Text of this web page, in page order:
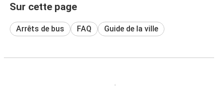
Sur cette page
Arrêts de bus FAQ Guide de la ville